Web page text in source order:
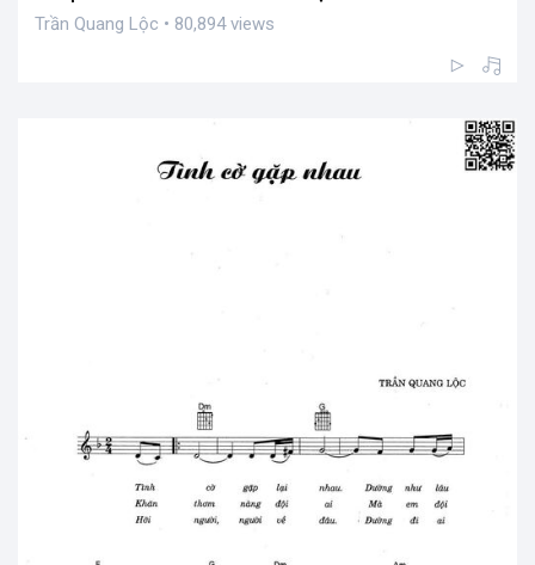
Trần Quang Lộc • 80,894 views